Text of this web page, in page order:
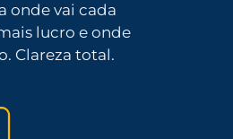
onde vai cada
lucro e onde
Clareza total.